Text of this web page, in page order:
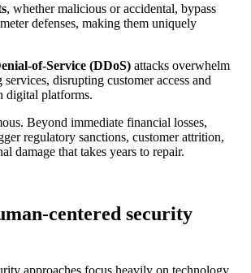
, whether malicious or accidental, bypass
defenses, making them uniquely
of-Service (DDoS) attacks overwhelm
disrupting customer access and
digital platforms.
Beyond immediate financial losses,
regulatory sanctions, customer attrition,
damage that takes years to repair.
centered security
approaches focus heavily on technology